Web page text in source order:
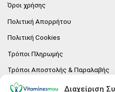
Διαχείριση
Όροι χρήσης
Πολιτική Απορρήτου
Πολιτική Cookies
Τρόποι Πληρωμής
Τρόποι Αποστολής & Παραλαβής
Πολιτική επιστροφών